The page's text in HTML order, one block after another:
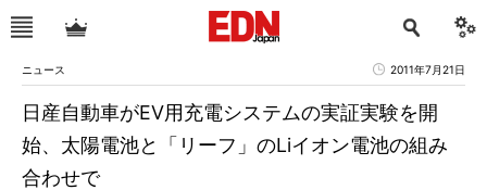
ニュース 2011年7月21日
日産自動車がEV用充電システムの実証実験を開
始、太陽電池と「リーフ」のLiイオン電池の組み
合わせで